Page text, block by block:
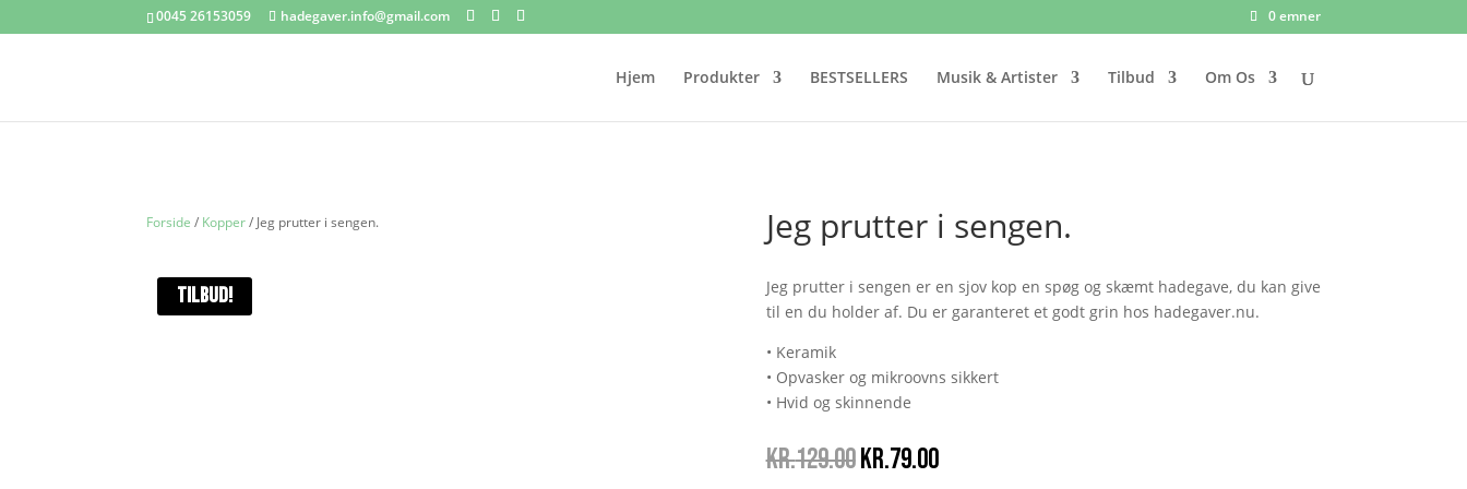
0045 26153059 hadegaver.info@gmail.com 0 emner
Hjem Produkter BESTSELLERS Musik & Artister Tilbud Om Os
Forside / Kopper/ Jeg prutter i sengen.
TILBUD!
Jeg prutter i sengen.
Jeg prutter i sengen er en sjov kop en spøg og skæmt hadegave, du kan give
til en du holder af. Du er garanteret et godt grin hos hadegaver.nu.
• Keramik
• Opvasker og mikroovns sikkert
• Hvid og skinnende
kr.129.00Den
kr.79.00Den